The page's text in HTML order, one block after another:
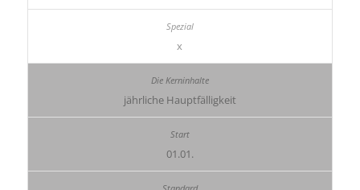
x
jährliche Hauptfälligkeit
01.01.